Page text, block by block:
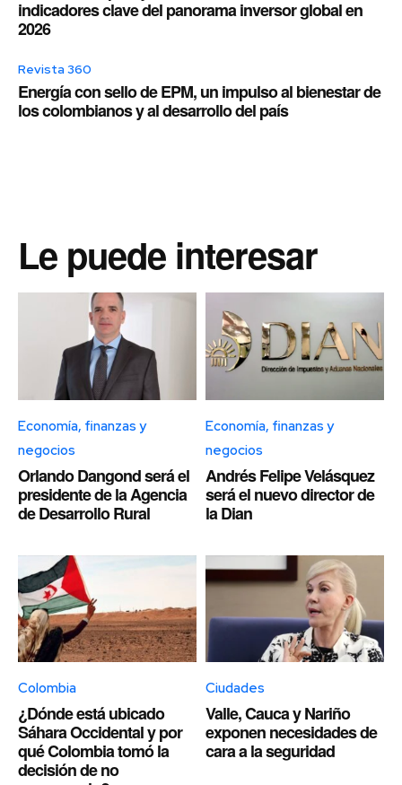
indicadores clave del panorama inversor global en
2026
Revista 360
Energía con sello de EPM, un impulso al bienestar de
los colombianos y al desarrollo del país
Le puede interesar
Economía, finanzas y
negocios
Orlando Dangond será el
presidente de la Agencia
de Desarrollo Rural
Economía, finanzas y
negocios
Andrés Felipe Velásquez
será el nuevo director de
la Dian
Colombia
¿Dónde está ubicado
Sáhara Occidental y por
qué Colombia tomó la
decisión de no
Ciudades
Valle, Cauca y Nariño
exponen necesidades de
cara a la seguridad